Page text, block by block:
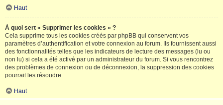
Haut
À quoi sert « Supprimer les cookies » ?
Cela supprime tous les cookies créés par phpBB qui conservent vos
paramètres d’authentification et votre connexion au forum. Ils fournissent aussi
des fonctionnalités telles que les indicateurs de lecture des messages (lu ou
non lu) si cela a été activé par un administrateur du forum. Si vous rencontrez
des problèmes de connexion ou de déconnexion, la suppression des cookies
pourrait les résoudre.
Haut